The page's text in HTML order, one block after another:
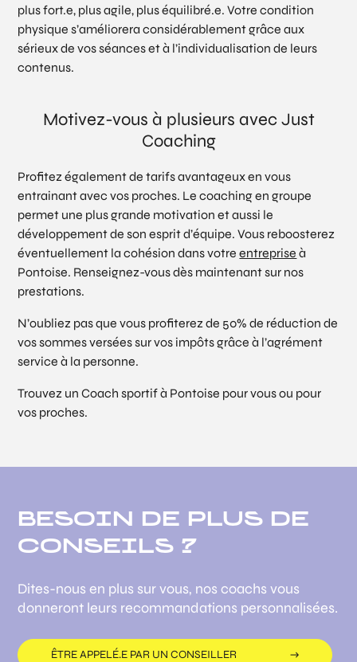
plus fort.e, plus agile, plus équilibré.e. Votre condition
physique s’améliorera considérablement grâce aux
sérieux de vos séances et à l’individualisation de leurs
contenus.
Motivez-vous à plusieurs avec Just
Coaching
Profitez également de tarifs avantageux en vous
entrainant avec vos proches. Le coaching en groupe
permet une plus grande motivation et aussi le
développement de son esprit d’équipe. Vous reboosterez
éventuellement la cohésion dans votreentreprise à
Pontoise. Renseignez-vous dès maintenant sur nos
prestations.
N’oubliez pas que vous profiterez de 50% de réduction de
vos sommes versées sur vos impôts grâce à l’agrément
service à la personne.
Trouvez un Coach sportif à Pontoise pour vous ou pour
vos proches.
BESOIN DE PLUS DE
CONSEILS ?
Dites-nous en plus sur vous, nos coachs vous
donneront leurs recommandations personnalisées.
ÊTRE APPELÉ.E PAR UN CONSEILLER